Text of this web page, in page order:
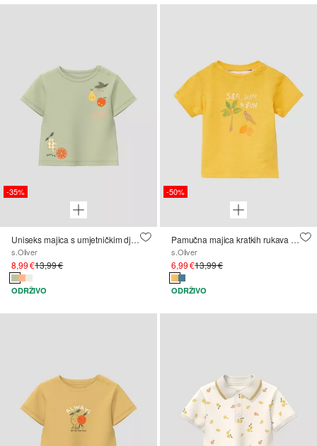
-35%
Uniseks majica s umjetničkim djelom
s.Oliver
8,99 €13,99 €
ODRŽIVO
-50%
Pamučna majica kratkih rukava s aplikacijom i printom
s.Oliver
6,99 €13,99 €
ODRŽIVO